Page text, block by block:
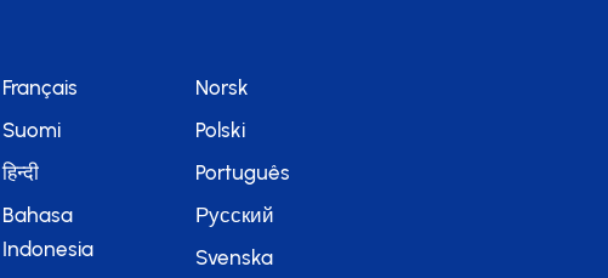
Français
Suomi
हिन्दी
Bahasa
Indonesia
Norsk
Polski
Português
Русский
Svenska